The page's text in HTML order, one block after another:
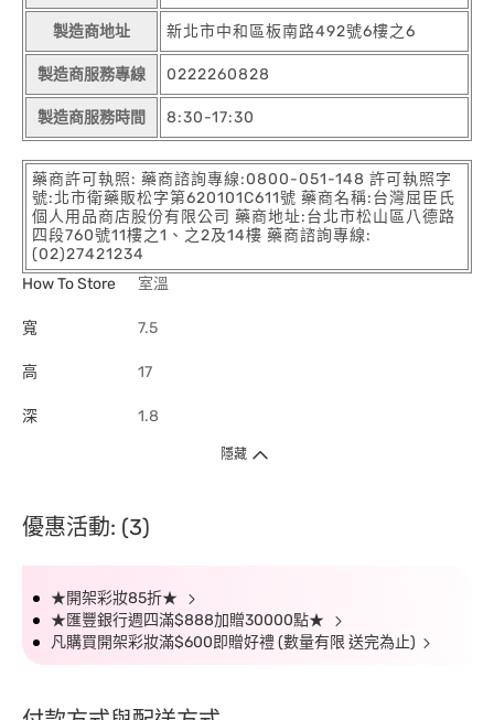
製造商地址 新北市中和區板南路492號6樓之6
製造商服務專線 0222260828
製造商服務時間 8:30-17:30
藥商許可執照: 藥商諮詢專線:0800-051-148 許可執照字
號:北市衛藥販松字第620101C611號 藥商名稱:台灣屈臣氏
個人用品商店股份有限公司 藥商地址:台北市松山區八德路
四段760號11樓之1、之2及14樓 藥商諮詢專線:
(02)27421234
How To Store
室溫
寬 7.5
高 17
深 1.8
隱藏
優惠活動: (3)
★開架彩妝85折★
★匯豐銀行週四滿$888加贈30000點★
凡購買開架彩妝滿$600即贈好禮 (數量有限 送完為止)